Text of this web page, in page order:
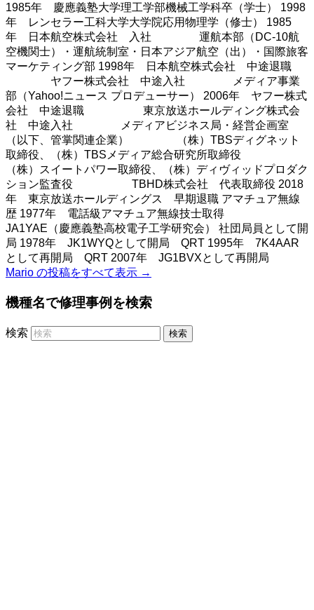
1985年 慶應義塾大学理工学部機械工学科卒（学士） 1998
年 レンセラー工科大学大学院応用物理学（修士） 1985
年 日本航空株式会社 入社 運航本部（DC-10航
空機関士）・運航統制室・日本アジア航空（出）・国際旅客
マーケティング部 1998年 日本航空株式会社 中途退職
ヤフー株式会社 中途入社 メディア事業
部（Yahoo!ニュース プロデューサー） 2006年 ヤフー株式
会社 中途退職 東京放送ホールディング株式会
社 中途入社 メディアビジネス局・経営企画室
（以下、管掌関連企業） （株）TBSディグネット
取締役、（株）TBSメディア総合研究所取締役
（株）スイートパワー取締役、（株）ディヴィッドプロダク
ション監査役 TBHD株式会社 代表取締役 2018
年 東京放送ホールディングス 早期退職 アマチュア無線
歴 1977年 電話級アマチュア無線技士取得
JA1YAE（慶應義塾高校電子工学研究会） 社団局員として開
局 1978年 JK1WYQとして開局 QRT 1995年 7K4AAR
として再開局 QRT 2007年 JG1BVXとして再開局
Mario の投稿をすべて表示 →
機種名で修理事例を検索
検索